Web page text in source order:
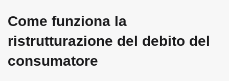
Come funziona la
ristrutturazione del debito del
consumatore